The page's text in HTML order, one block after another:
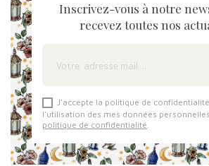
Inscrivez-vous à notre
recevez toutes nos
J'accepte la politique de
l'utilisation des mes données personnelles.
politique de confidentialité